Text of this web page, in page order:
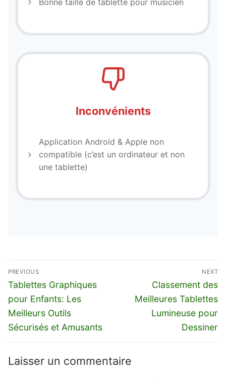
Inconvénients
Application Android & Apple non
compatible (c’est un ordinateur et non
une tablette)
Navigation
de
l’article
PREVIOUS
Previous
post:
Tablettes Graphiques
pour Enfants: Les
Meilleurs Outils
Sécurisés et Amusants
NEXT
Next
post:
Classement des
Meilleures Tablettes
Lumineuse pour
Dessiner
Laisser un commentaire